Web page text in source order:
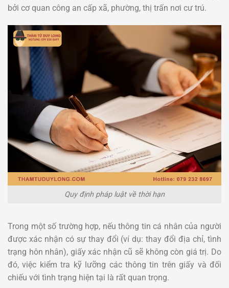
bởi cơ quan công an cấp xã, phường, thị trấn nơi cư trú.
Quy định pháp luật về thời hạn
Trong một số trường hợp, nếu thông tin cá nhân của người
được xác nhận có sự thay đổi (ví dụ: thay đổi địa chỉ, tình
trạng hôn nhân), giấy xác nhận cũ sẽ không còn giá trị. Do
đó, việc kiểm tra kỹ lưỡng các thông tin trên giấy và đối
chiếu với tình trạng hiện tại là rất quan trọng.